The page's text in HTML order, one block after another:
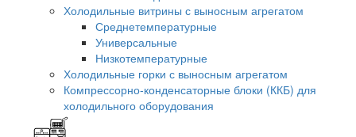
Холодильные витрины с выносным агрегатом
Среднетемпературные
Универсальные
Низкотемпературные
Холодильные горки с выносным агрегатом
Компрессорно-конденсаторные блоки (ККБ) для
холодильного оборудования